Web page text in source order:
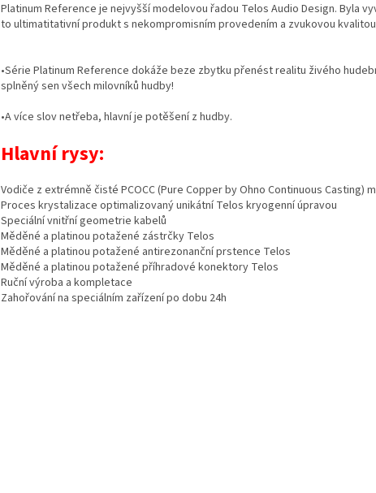
Platinum Reference je nejvyšší modelovou řadou Telos Audio Design. Byla
to ultimatitativníprodukt s nekompromisním provedením a zvukovou
•Série Platinum Reference dokáže beze zbytku přenést realitu živého
splněný sen všech milovníků hudby!
•A více slov netřeba, hlavní je potěšení z hudby.
Hlavní rysy:
Vodiče z extrémně čisté PCOCC(Pure Copper byOhno Continuous Casting)
Proces krystalizace optimalizovaný unikátníTelos kryogenní úpravou
Speciální vnitřní geometrie kabelů
Měděné a platinou potažené zástrčky Telos
Měděné a platinou potažené antirezonančníprstence Telos
Měděné a platinou potažené příhradové konektory Telos
Ruční výroba a kompletace
Zahořování na speciálním zařízení po dobu 24h